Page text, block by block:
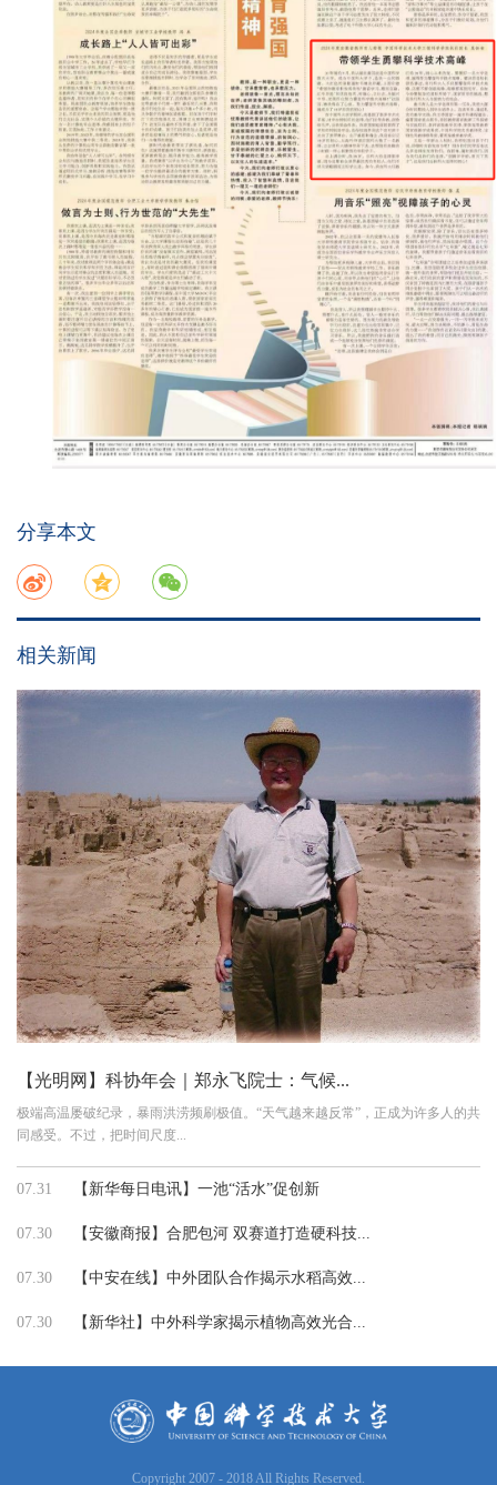
分享本文
相关新闻
【光明网】科协年会｜郑永飞院士：气候...
极端高温屡破纪录，暴雨洪涝频刷极值。“天气越来越反常”，正成为许多人的共
同感受。不过，把时间尺度...
07.31 【新华每日电讯】一池“活水”促创新
07.30 【安徽商报】合肥包河 双赛道打造硬科技...
07.30 【中安在线】中外团队合作揭示水稻高效...
07.30 【新华社】中外科学家揭示植物高效光合...
Copyright 2007 - 2018 All Rights Reserved.